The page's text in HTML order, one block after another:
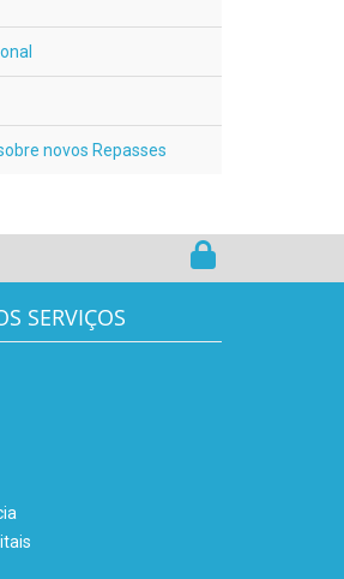
novos Repasses
SERVIÇOS